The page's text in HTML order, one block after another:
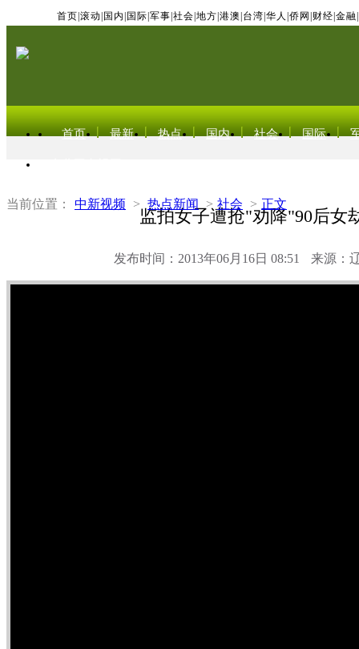
首页 滚动 国内 国际 军事 社会 地方 港澳 台湾 华人 侨网 财经 金融
首页 最新 热点 国内 社会 国际
当前位置： 中新视频 > 热点新闻 > 社会 > 正文
监拍女子遭抢"劝降"90后女
发布时间：2013年06月16日 08:51 来源：